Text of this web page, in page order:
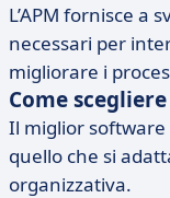
L’APM fornisce a
necessari per
migliorare i
Come
Il miglior
quello che si
organizzativa.